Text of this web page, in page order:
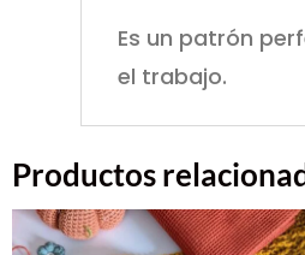
Es un patrón
el trabajo.
Productos